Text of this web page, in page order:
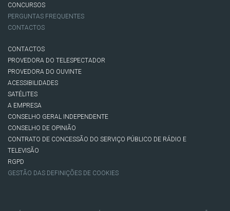
CONCURSOS
PERGUNTAS FREQUENTES
CONTACTOS
CONTACTOS
PROVEDORA DO TELESPECTADOR
PROVEDORA DO OUVINTE
ACESSIBILIDADES
SATÉLITES
A EMPRESA
CONSELHO GERAL INDEPENDENTE
CONSELHO DE OPINIÃO
CONTRATO DE CONCESSÃO DO SERVIÇO PÚBLICO DE RÁDIO E
TELEVISÃO
RGPD
GESTÃO DAS DEFINIÇÕES DE COOKIES